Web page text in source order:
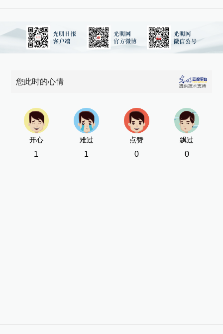
您此时的心情
开心
1
难过
1
点赞
0
飘过
0